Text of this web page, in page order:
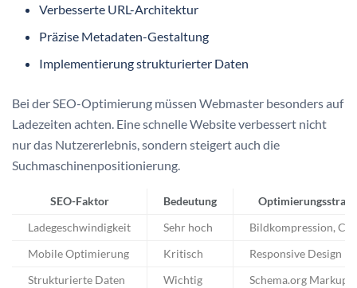
Verbesserte URL-Architektur
Präzise Metadaten-Gestaltung
Implementierung strukturierter Daten
Bei der SEO-Optimierung müssen Webmaster besonders auf
Ladezeiten achten. Eine schnelle Website verbessert nicht
nur das Nutzererlebnis, sondern steigert auch die
Suchmaschinenpositionierung.
SEO-Faktor Bedeutung
Ladegeschwindigkeit Sehr hoch Bildkompression,
Mobile Optimierung Kritisch Responsive Design
Strukturierte Daten Wichtig Schema.org Markup